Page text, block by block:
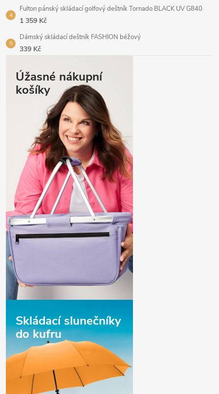
Fulton pánský skládací golfový deštník Tornado BLACK UV G840
1 359 Kč
Dámský skládací deštník FASHION béžový
339 Kč
Úžasné nákupní
košíky
Skládací slunečníky
do kufru